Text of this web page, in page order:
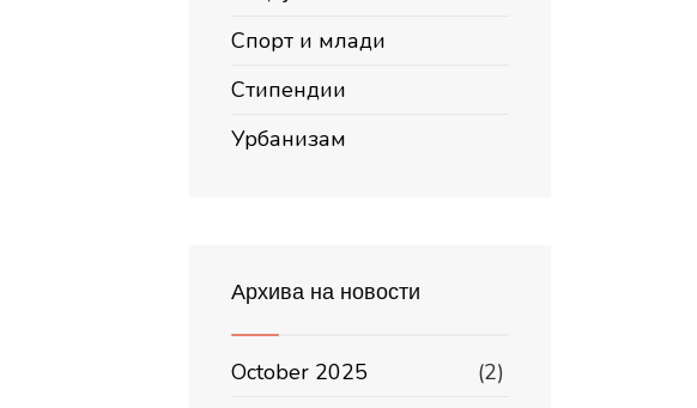
Спорт и млади
Стипендии
Урбанизам
Архива на новости
October 2025
(2)